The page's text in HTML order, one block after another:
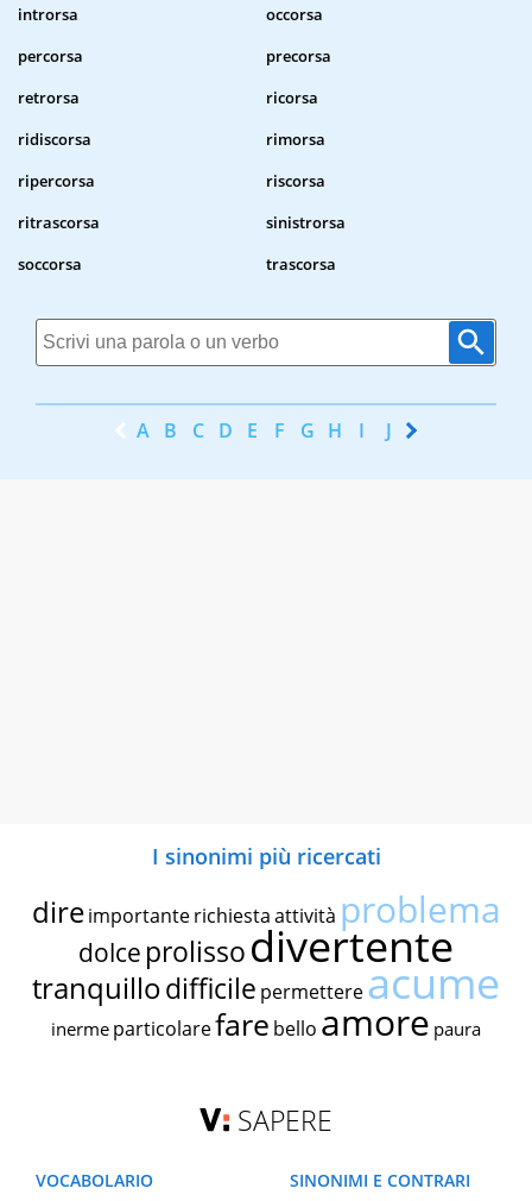
introrsa
occorsa
percorsa
precorsa
retrorsa
ricorsa
ridiscorsa
rimorsa
ripercorsa
riscorsa
ritrascorsa
sinistrorsa
soccorsa
trascorsa
A B C D E F G H I J K
I sinonimi più ricercati
dire importante richiestaattività problema
dolce prolissodivertente
tranquillodifficile permettereacume
inerme particolarefare bello amore paura
SAPERE
VOCABOLARIO
SINONIMI E CONTRARI